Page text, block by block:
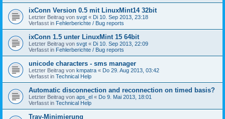
ixConn Version 0.5 mit LinuxMint14 32bit
Letzter Beitrag von svgt « Di 10. Sep 2013, 23:18
Verfasst in Fehlerberichte / Bug reports
ixConn 1.5 unter LinuxMint 15 64bit
Letzter Beitrag von svgt « Di 10. Sep 2013, 22:09
Verfasst in Fehlerberichte / Bug reports
unicode characters - sms manager
Letzter Beitrag von kmpatra « Do 29. Aug 2013, 03:42
Verfasst in Technical Help
Automatic disconnection and reconnection on timed basis?
Letzter Beitrag von aps_el « Do 9. Mai 2013, 18:01
Verfasst in Technical Help
Tray-Minimierung